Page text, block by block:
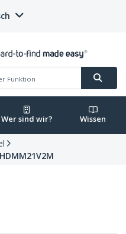
Wer sind wir? Wissen
HDMM21V2M